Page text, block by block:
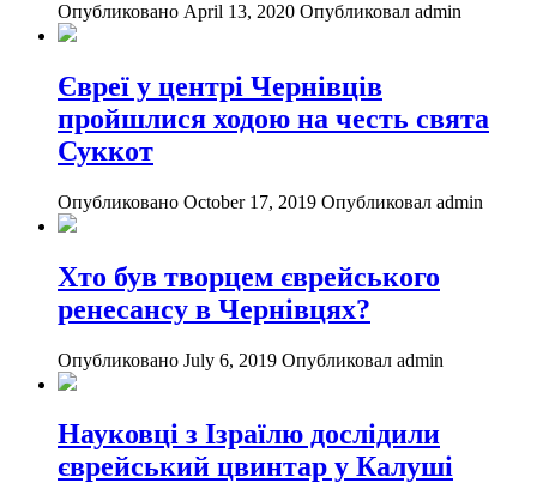
Опубликовано April 13, 2020 Опубликовал admin
Євреї у центрі Чернівців
пройшлися ходою на честь свята
Суккот
Опубликовано October 17, 2019 Опубликовал admin
Хто був творцем єврейського
ренесансу в Чернівцях?
Опубликовано July 6, 2019 Опубликовал admin
Науковці з Ізраїлю дослідили
єврейський цвинтар у Калуші